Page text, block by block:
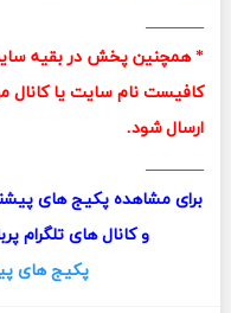
_______
* همچنین پخش در بقیه
کافیست نام سایت یا کانال
ارسال شود.
_______
برای مشاهده پکیج های
و کانال های تلگرام
پکیج های